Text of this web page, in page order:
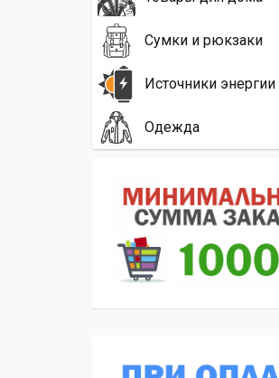
Сумки и рюкзаки
Источники энергии
Одежда